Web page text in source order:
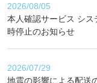
2026/08/05
本人確認サービス シ
時停止のお知らせ
2026/07/29
地震の影響による配送